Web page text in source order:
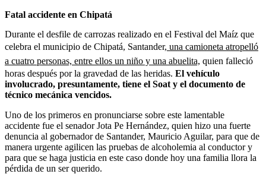
Fatal accidente en Chipatá
Durante el desfile de carrozas realizado en el Festival del Maíz que
celebra el municipio de Chipatá, Santander, una camioneta atropelló
a cuatro personas, entre ellos un niño y una abuelita, quien falleció
horas después por la gravedad de las heridas. El vehículo
involucrado, presuntamente, tiene el Soat y el documento de
técnico mecánica vencidos.
Uno de los primeros en pronunciarse sobre este lamentable
accidente fue el senador Jota Pe Hernández, quien hizo una fuerte
denuncia al gobernador de Santander, Mauricio Aguilar, para que de
manera urgente agilicen las pruebas de alcoholemia al conductor y
para que se haga justicia en este caso donde hoy una familia llora la
pérdida de un ser querido.